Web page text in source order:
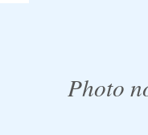
Photo